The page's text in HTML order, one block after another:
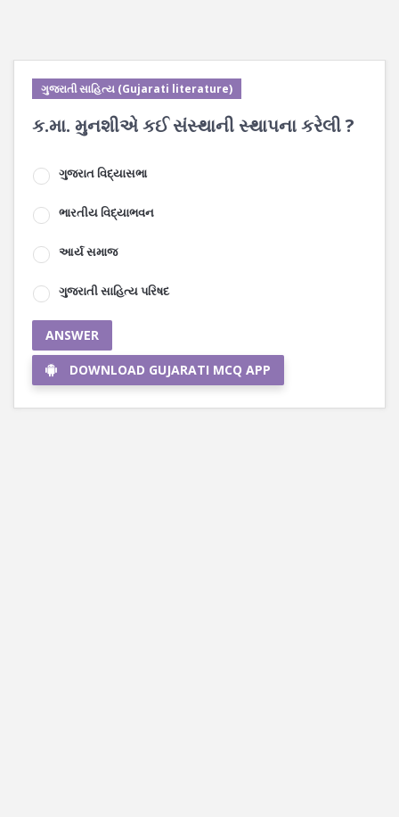
ગુજરાતી સાહિત્ય (Gujarati literature)
ક.મા. મુનશીએ કઈ સંસ્થાની સ્થાપના કરેલી ?
ગુજરાત વિદ્યાસભા
ભારતીય વિદ્યાભવન
આર્ય સમાજ
ગુજરાતી સાહિત્ય પરિષદ
ANSWER
DOWNLOAD GUJARATI MCQ APP